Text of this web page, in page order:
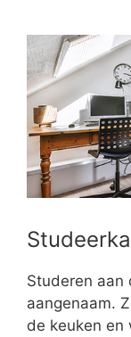
Studeren aan
aangenaam.
de keuken en